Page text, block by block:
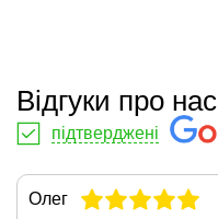
Відгуки про нас
підтверджені
Олег